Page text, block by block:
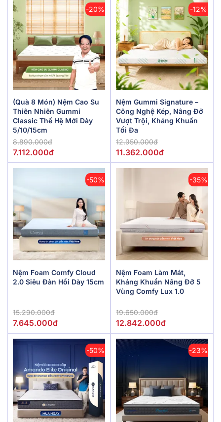
-20%
(Quà 8 Món) Nệm Cao Su
Thiên Nhiên Gummi
Classic Thế Hệ Mới Dày
5/10/15cm
8.890.000đ
7.112.000đ
-12%
Nệm Gummi Signature –
Công Nghệ Kép, Nâng Đỡ
Vượt Trội, Kháng Khuẩn
Tối Đa
12.950.000đ
11.362.000đ
-50%
Nệm Foam Comfy Cloud
2.0 Siêu Đàn Hồi Dày 15cm
15.290.000đ
7.645.000đ
-35%
Nệm Foam Làm Mát,
Kháng Khuẩn Nâng Đỡ 5
Vùng Comfy Lux 1.0
19.650.000đ
12.842.000đ
-50% -23%